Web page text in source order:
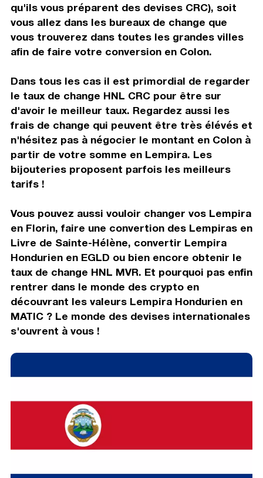
qu'ils vous préparent des devises CRC), soit
vous allez dans les bureaux de change que
vous trouverez dans toutes les grandes villes
afin de faire votre conversion en Colon.
Dans tous les cas il est primordial de regarder
le taux de change HNL CRC pour être sur
d'avoir le meilleur taux. Regardez aussi les
frais de change qui peuvent être très élévés et
n'hésitez pas à négocier le montant en Colon à
partir de votre somme en Lempira. Les
bijouteries proposent parfois les meilleurs
tarifs !
Vous pouvez aussi vouloir changer vos Lempira
en Florin, faire une convertion des Lempiras en
Livre de Sainte-Hélène, convertir Lempira
Hondurien en EGLD ou bien encore obtenir le
taux de change HNL MVR. Et pourquoi pas enfin
rentrer dans le monde des crypto en
découvrant les valeurs Lempira Hondurien en
MATIC ? Le monde des devises internationales
s'ouvrent à vous !